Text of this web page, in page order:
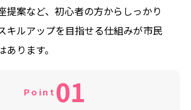
提案など、初心者の方からしっかり
キルアップを目指せる仕組みが市民
ります。
Point 01